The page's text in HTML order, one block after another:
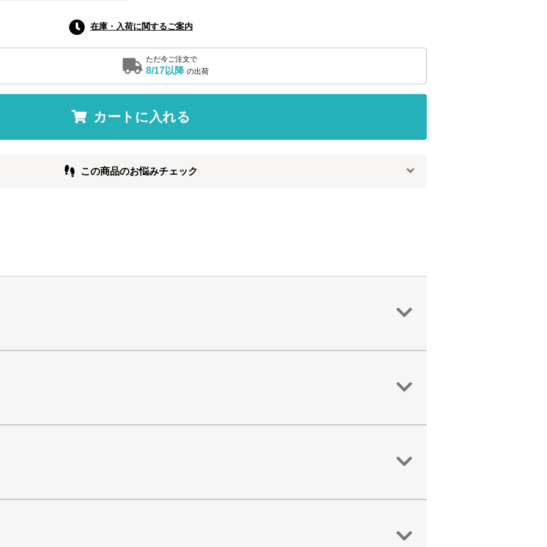
在庫・入荷に関するご案内
ただ今ご注文で
8/17以降 の出荷
カートに入れる
この商品のお悩みチェック